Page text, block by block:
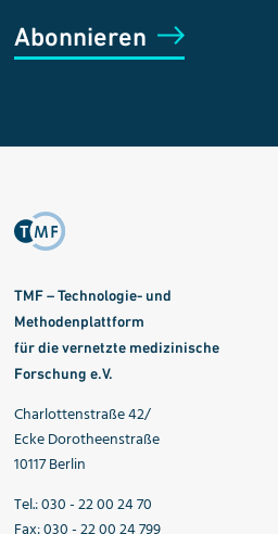
Abonnieren
TMF – Technologie- und
Methodenplattform
für die vernetzte medizinische
Forschung e.V.
Charlottenstraße 42/
Ecke Dorotheenstraße
10117 Berlin
Tel.: 030 - 22 00 24 70